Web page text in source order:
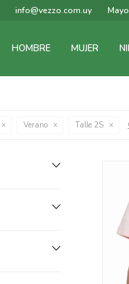
HOMBRE MUJER
info@vezzo.com.uy
Verano Talle 2S